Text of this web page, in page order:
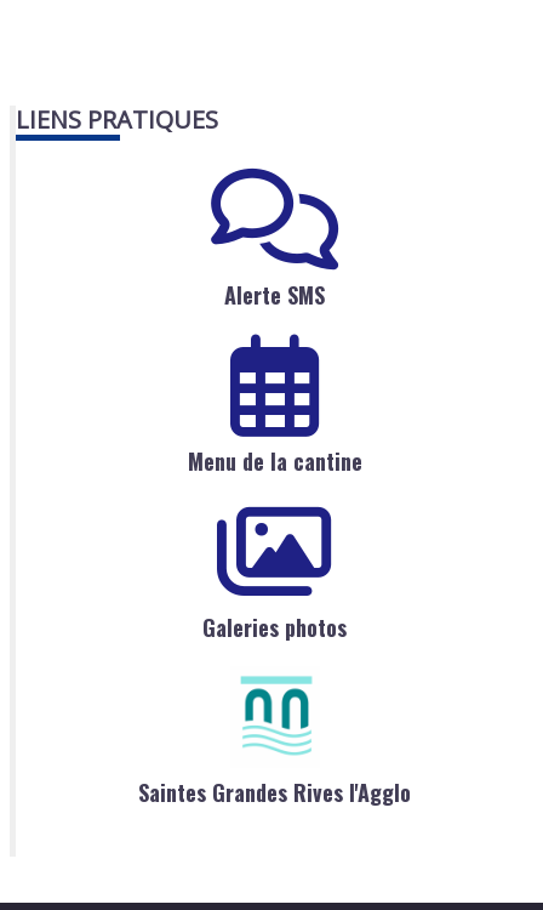
LIENS PRATIQUES
Alerte SMS
Menu de la cantine
Galeries photos
Saintes Grandes Rives l'Agglo